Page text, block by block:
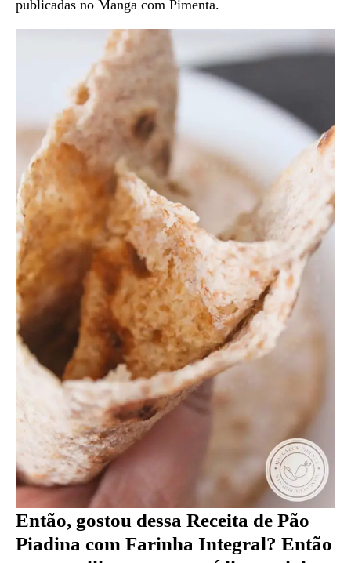
publicadas no Manga com Pimenta.
Então, gostou dessa Receita de Pão
Piadina com Farinha Integral? Então